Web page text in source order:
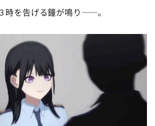
時を告げる鐘が鳴り――。